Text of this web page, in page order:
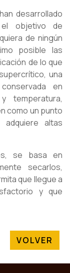
desarrollado
objetivo de
de ningún
posible las
de lo que
una
en
temperatura,
como un punto
altas
se basa en
secarlos,
que llegue a
y que
VOLVER